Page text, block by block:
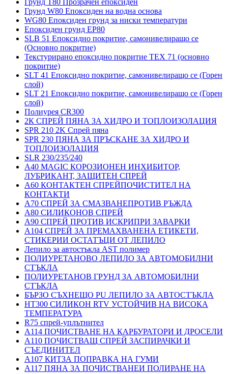
Грунд Т80 Прозрачен епоксиден
Грунд W80 Епоксиден на водна основа
WG80 Епоксиден грунд за ниски температури
Епоксиден грунд EP80
SLB 51 Епоксидно покритие, самонивелиращо се
(Основно покритие)
Текстурирано епоксидно покритие TEX 71 (основно
покритие)
SLT 41 Епоксидно покритие, самонивелиращо се (Горен
слой)
SLT 21 Епоксидно покритие, самонивелиращо се (Горен
слой)
Полиурея CR300
2К СПРЕЙ ПЯНА ЗА ХИДРО И ТОПЛОИЗОЛАЦИЯ
SPR 210 2K Спрей пяна
SPR 230 ПЯНА ЗА ПРЪСКАНЕ ЗА ХИДРО И
ТОПЛОИЗОЛАЦИЯ
SLR 230/235/240
A40 MAGIC КОРОЗИОНЕН ИНХИБИТОР,
ЛУБРИКАНТ, ЗАЩИТЕН СПРЕЙ
A60 КОНТАКТЕН СПРЕЙПОЧИСТИТЕЛ НА
КОНТАКТИ
A70 СПРЕЙ ЗА СМАЗВАНЕПРОТИВ РЪЖДА
A80 СИЛИКОНОВ СПРЕЙ
A90 СПРЕЙ ПРОТИВ ИСКРИПРИ ЗАВАРКИ
A104 СПРЕЙ ЗА ПРЕМАХВАНЕНА ЕТИКЕТИ,
СТИКЕРИИ ОСТАТЪЦИ ОТ ЛЕПИЛО
Лепило за автостъкла AST полимер
ПОЛИУРЕТАНОВО ЛЕПИЛО ЗА АВТОМОБИЛНИ
СТЪКЛА
ПОЛИУРЕТАНОВ ГРУНД ЗА АВТОМОБИЛНИ
СТЪКЛА
БЪРЗО СЪХНЕЩО PU ЛЕПИЛО ЗА АВТОСТЪКЛА
HT300 СИЛИКОН RTV УСТОЙЧИВ НА ВИСОКА
ТЕМПЕРАТУРА
R75 спрей-уплътнител
A114 ПОЧИСТВАНЕ НА КАРБУРАТОРИ И ДРОСЕЛИ
A110 ПОЧИСТВАЩ СПРЕЙ ЗАСПИРАЧКИ И
СЪЕДИНИТЕЛ
A107 КИТЗА ПОПРАВКА НА ГУМИ
A117 ПЯНА ЗА ПОЧИСТВАНЕИ ПОЛИРАНЕ НА